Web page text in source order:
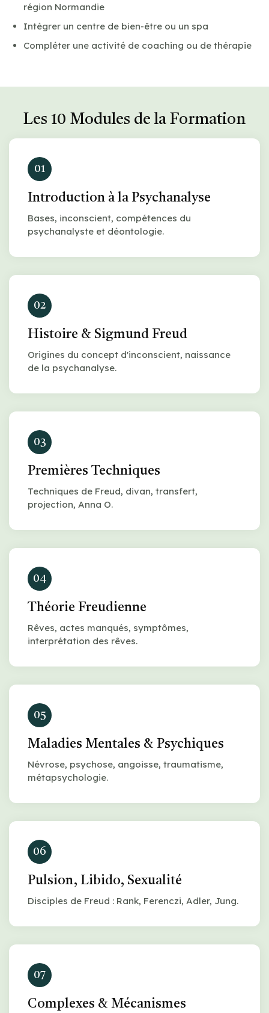
région Normandie
Intégrer un centre de bien-être ou un spa
Compléter une activité de coaching ou de thérapie
Les 10 Modules de la Formation
01
Introduction à la Psychanalyse
Bases, inconscient, compétences du
psychanalyste et déontologie.
02
Histoire & Sigmund Freud
Origines du concept d'inconscient, naissance
de la psychanalyse.
03
Premières Techniques
Techniques de Freud, divan, transfert,
projection, Anna O.
04
Théorie Freudienne
Rêves, actes manqués, symptômes,
interprétation des rêves.
05
Maladies Mentales & Psychiques
Névrose, psychose, angoisse, traumatisme,
métapsychologie.
06
Pulsion, Libido, Sexualité
Disciples de Freud : Rank, Ferenczi, Adler, Jung.
07
Complexes & Mécanismes